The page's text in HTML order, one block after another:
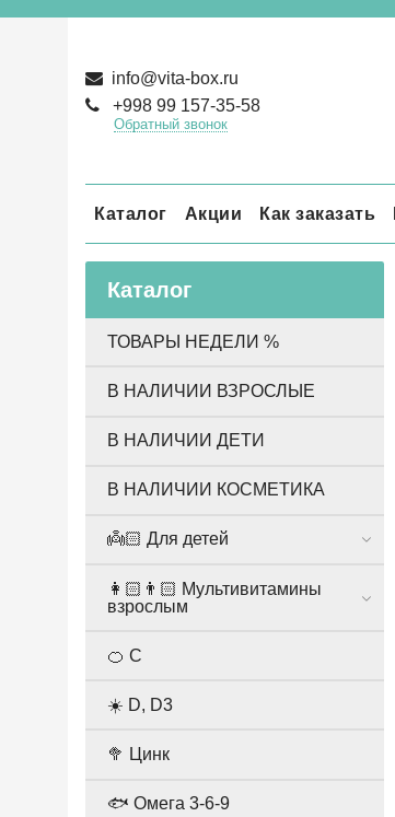
info@vita-box.ru
+998 99 157-35-58
Обратный звонок
Каталог Акции Как заказать
Каталог
ТОВАРЫ НЕДЕЛИ %
В НАЛИЧИИ ВЗРОСЛЫЕ
В НАЛИЧИИ ДЕТИ
В НАЛИЧИИ КОСМЕТИКА
👼🏻 Для детей
👩🏻👨🏻 Мультивитамины
взрослым
🍊 С
☀️ D, D3
🥦 Цинк
🐟 Омега 3-6-9